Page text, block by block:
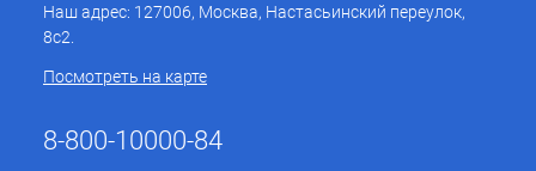
Наш адрес: 127006, Москва, Настасьинский переулок,
8с2.
Посмотреть на карте
8-800-10000-84